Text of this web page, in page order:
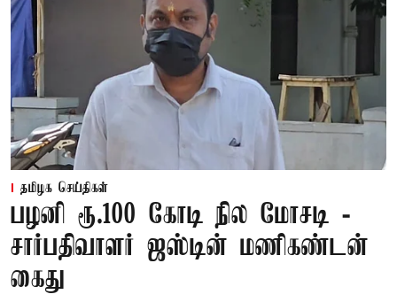
தமிழக செய்திகள்
பழனி ரூ.100 கோடி நில மோசடி -
சார்பதிவாளர் ஜஸ்டின் மணிகண்டன்
கைது